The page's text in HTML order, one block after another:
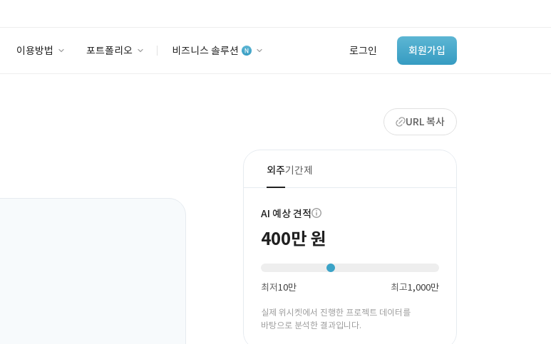
이용방법 포트폴리오 비즈니스 솔루션 로그인 회원가입
‘이런 거’ 만들어본
개발 회사 있어?
바로가기
URL 복사
외주기간제
AI 예상 견적
400만 원
최저10만 최고1,000만
실제 위시켓에서 진행한 프로젝트 데이터를
바탕으로 분석한 결과입니다.